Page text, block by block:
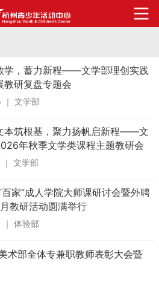
学，蓄力新程——文学部理创实践
教研复盘专题会
｜ 文学部
本筑根基，聚力扬帆启新程——文
年秋季文学类课程主题教研会
展
｜ 文学部
家”成人学院大师课研讨会暨外聘
教研活动圆满举行
｜ 体验部
术部全体专兼职教师表彰大会暨